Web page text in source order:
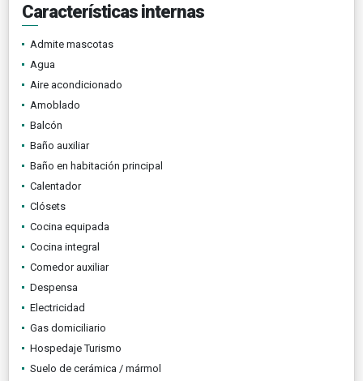
Características internas
Admite mascotas
Agua
Aire acondicionado
Amoblado
Balcón
Baño auxiliar
Baño en habitación principal
Calentador
Clósets
Cocina equipada
Cocina integral
Comedor auxiliar
Despensa
Electricidad
Gas domiciliario
Hospedaje Turismo
Suelo de cerámica / mármol